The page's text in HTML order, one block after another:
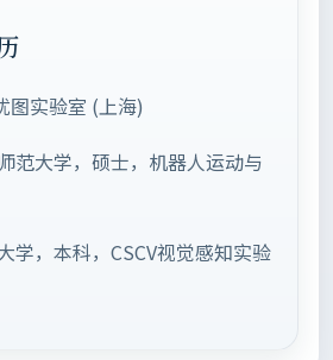
图实验室 (上海)
范大学，硕士，机器人运动与
学，本科，CSCV视觉感知实验